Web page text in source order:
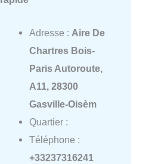
Adresse : Aire De
Chartres Bois-
Paris Autoroute,
A11, 28300
Gasville-Oisèm
Quartier :
Téléphone :
+33237316241